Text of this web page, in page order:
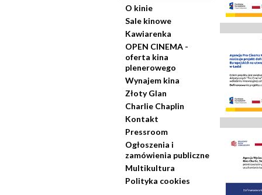
O kinie
Sale kinowe
Kawiarenka
OPEN CINEMA -
oferta kina
plenerowego
Wynajem kina
Złoty Glan
Charlie Chaplin
Kontakt
Pressroom
Ogłoszenia i
zamówienia publiczne
Multikultura
Polityka cookies